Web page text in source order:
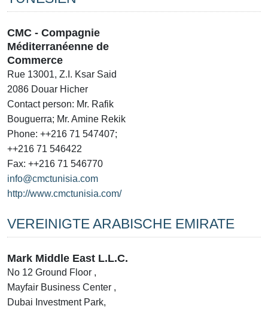
CMC - Compagnie
Méditerranéenne de
Commerce
Rue 13001, Z.I. Ksar Said
2086 Douar Hicher
Contact person: Mr. Rafik
Bouguerra; Mr. Amine Rekik
Phone: ++216 71 547407;
++216 71 546422
Fax: ++216 71 546770
info@cmctunisia.com
http://www.cmctunisia.com/
VEREINIGTE ARABISCHE EMIRATE
Mark Middle East L.L.C.
No 12 Ground Floor ,
Mayfair Business Center ,
Dubai Investment Park,